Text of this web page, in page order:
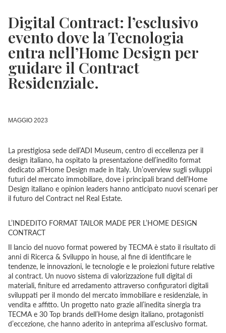
Digital Contract: l’esclusivo
evento dove la Tecnologia
entra nell’Home Design per
guidare il Contract
Residenziale.
MAGGIO 2023
La prestigiosa sede dell’ADI Museum, centro di eccellenza per il
design italiano, ha ospitato la presentazione dell’inedito format
dedicato all’Home Design made in Italy. Un’overview sugli sviluppi
futuri del mercato immobiliare, dove i principali brand dell’Home
Design italiano e opinion leaders hanno anticipato nuovi scenari per
il futuro del Contract nel Real Estate.
L’INDEDITO FORMAT TAILOR MADE PER L’HOME DESIGN
CONTRACT
Il lancio del nuovo format powered by TECMA è stato il risultato di
anni di Ricerca & Sviluppo in house, al fine di identificare le
tendenze, le innovazioni, le tecnologie e le proiezioni future relative
al contract. Un nuovo sistema di valorizzazione full digital di
materiali, finiture ed arredamento attraverso configuratori digitali
sviluppati per il mondo del mercato immobiliare e residenziale, in
vendita e affitto. Un progetto nato grazie all’inedita sinergia tra
TECMA e 30 Top brands dell’Home design italiano, protagonisti
d’eccezione, che hanno aderito in anteprima all’esclusivo format.